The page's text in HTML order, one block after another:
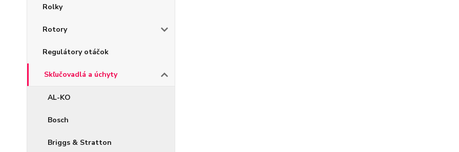
Rolky
Rotory
Regulátory otáčok
Skľučovadlá a úchyty
AL-KO
Bosch
Briggs & Stratton